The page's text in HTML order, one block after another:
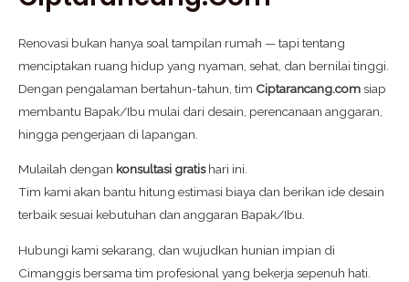
Renovasi bukan hanya soal tampilan rumah — tapi tentang
menciptakan ruang hidup yang nyaman, sehat, dan bernilai tinggi.
Dengan pengalaman bertahun-tahun, tim Ciptarancang.comsiap
membantu Bapak/Ibu mulai dari desain, perencanaan anggaran,
hingga pengerjaan di lapangan.
Mulailah dengan konsultasi gratishari ini.
Tim kami akan bantu hitung estimasi biaya dan berikan ide desain
terbaik sesuai kebutuhan dan anggaran Bapak/Ibu.
Hubungi kami sekarang, dan wujudkan hunian impian di
Cimanggis bersama tim profesional yang bekerja sepenuh hati.